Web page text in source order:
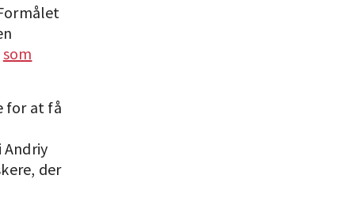
som
for at få
Andriy
der